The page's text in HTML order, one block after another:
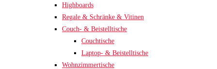
Highboards
Regale & Schränke & Vitinen
Couch- & Beistelltische
Couchtische
Laptop- & Beistelltische
Wohnzimmertische